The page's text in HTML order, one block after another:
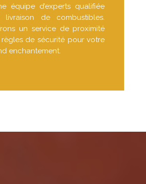
équipe d’experts qualifiée
de combustibles.
un service de proximité
règles de sécurité pour votre
enchantement.